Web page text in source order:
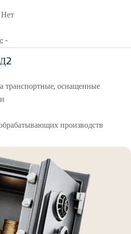
Нет
-
транспортные, оснащенные
производств